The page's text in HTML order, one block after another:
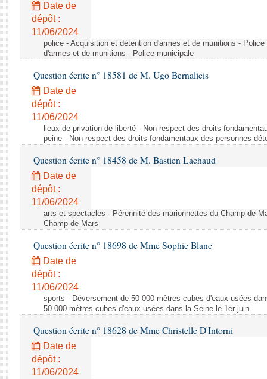
Date de
dépôt :
11/06/2024
police - Acquisition et détention d'armes et de munitions -
d'armes et de munitions - Police municipale
Question écrite n° 18581 de M. Ugo Bernalicis
Date de
dépôt :
11/06/2024
lieux de privation de liberté - Non-respect des droits
peine - Non-respect des droits fondamentaux des personnes
Question écrite n° 18458 de M. Bastien Lachaud
Date de
dépôt :
11/06/2024
arts et spectacles - Pérennité des marionnettes du Champ-de-
Champ-de-Mars
Question écrite n° 18698 de Mme Sophie Blanc
Date de
dépôt :
11/06/2024
sports - Déversement de 50 000 mètres cubes d'eaux usées
50 000 mètres cubes d'eaux usées dans la Seine le 1er juin
Question écrite n° 18628 de Mme Christelle D'Intorni
Date de
dépôt :
11/06/2024